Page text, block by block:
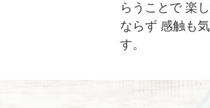
らうことで 楽
ならず 感触も
す。